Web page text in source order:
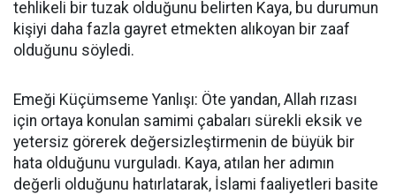
tehlikeli bir tuzak olduğunu belirten Kaya, bu durumun
kişiyi daha fazla gayret etmekten alıkoyan bir zaaf
olduğunu söyledi.
Emeği Küçümseme Yanlışı: Öte yandan, Allah rızası
için ortaya konulan samimi çabaları sürekli eksik ve
yetersiz görerek değersizleştirmenin de büyük bir
hata olduğunu vurguladı. Kaya, atılan her adımın
değerli olduğunu hatırlatarak, İslami faaliyetleri basite